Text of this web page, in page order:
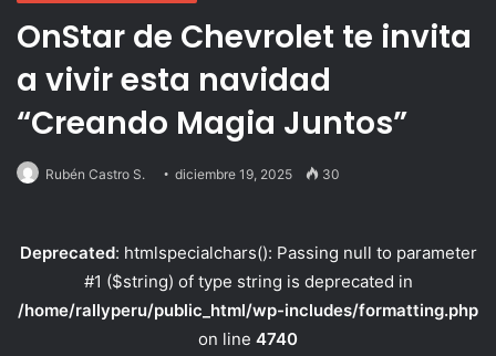
OnStar de Chevrolet te invita
a vivir esta navidad
“Creando Magia Juntos”
Rubén Castro S. diciembre 19, 2025 30
Deprecated: htmlspecialchars(): Passing null to parameter
#1 ($string) of type string is deprecated in
/home/rallyperu/public_html/wp-includes/formatting.php
on line 4740